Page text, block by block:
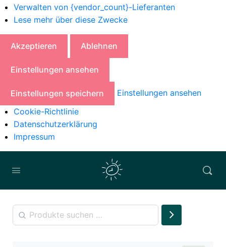
Verwalten von {vendor_count}-Lieferanten
Lese mehr über diese Zwecke
Akzeptieren Ablehnen
Einstellungen ansehen
Einstellungen speichern
Einstellungen ansehen
Cookie-Richtlinie
Datenschutzerklärung
Impressum